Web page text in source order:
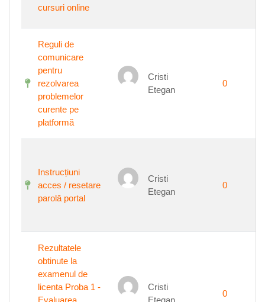
cursuri online
Reguli de
comunicare
pentru
rezolvarea
problemelor
curente pe
platformă
Cristi
Etegan
0
Instrucțiuni
acces / resetare
parolă portal
Cristi
Etegan
0
Rezultatele
obtinute la
examenul de
licenta Proba 1 -
Evaluarea
Cristi
Etegan
0